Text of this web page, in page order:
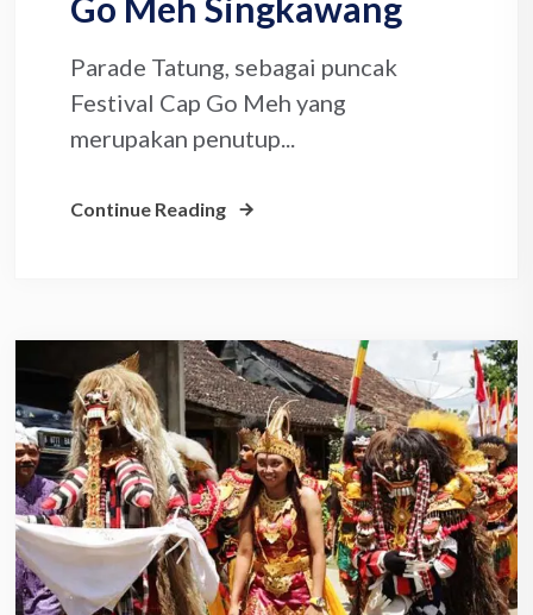
Parade Tatung, sebagai puncak
Festival Cap Go Meh yang
merupakan penutup...
Continue Reading